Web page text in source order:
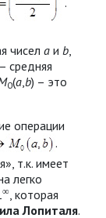
чисел a и b,
средняя
0(a,b) – это
операции
.
т.к. имеет
легко
∞, которая
Лопиталя.